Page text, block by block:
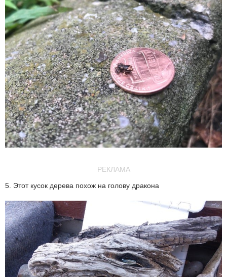
РЕКЛАМА
5. Этот кусок дерева похож на голову дракона